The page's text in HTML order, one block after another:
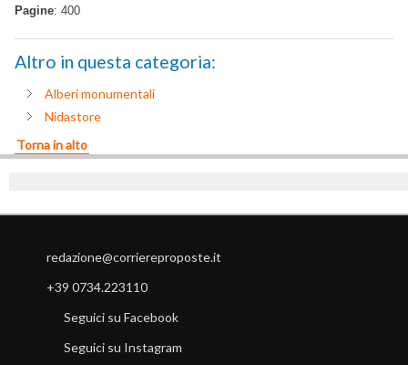
Pagine: 400
Altro in questa categoria:
Alberi monumentali
Nidastore
Torna in alto
redazione@corriereproposte.it
+39 0734.223110
Seguici su Facebook
Seguici su Instagram